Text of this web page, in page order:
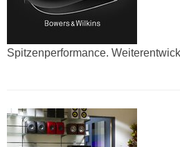
Spitzenperformance.